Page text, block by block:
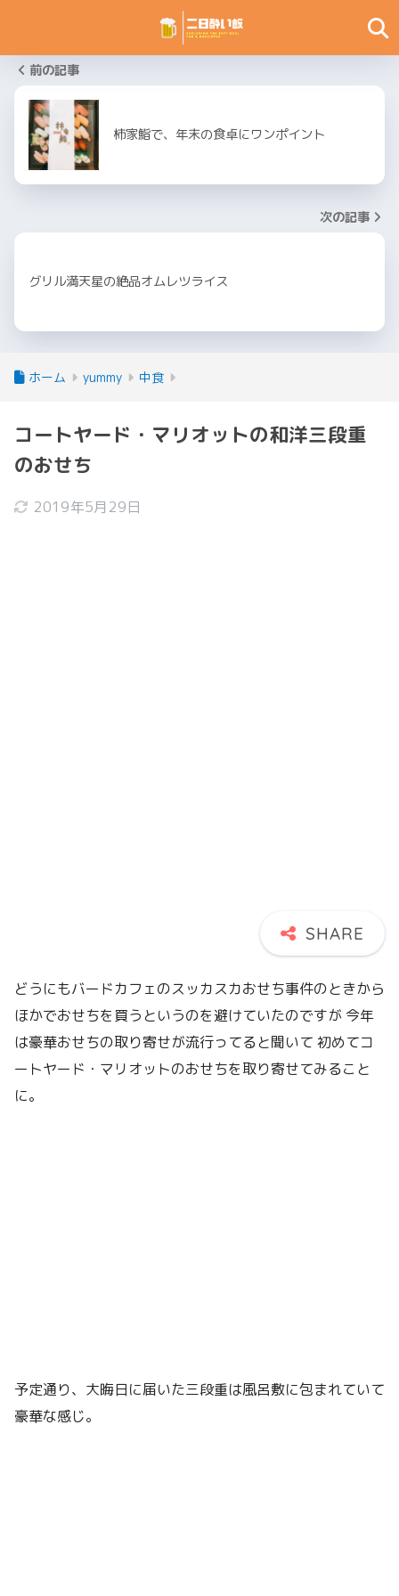
前の記事
柿家鮨で、年末の食卓にワンポイント
次の記事
グリル満天星の絶品オムレツライス
ホーム yummy 中食
コートヤード・マリオットの和洋三段重
のおせち
2019年5月29日
どうにもバードカフェのスッカスカおせち事件のときから
ほかでおせちを買うというのを避けていたのですが 今年
は豪華おせちの取り寄せが流行ってると聞いて 初めてコ
ートヤード・マリオットのおせちを取り寄せてみること
に。
予定通り、大晦日に届いた三段重は風呂敷に包まれていて
豪華な感じ。